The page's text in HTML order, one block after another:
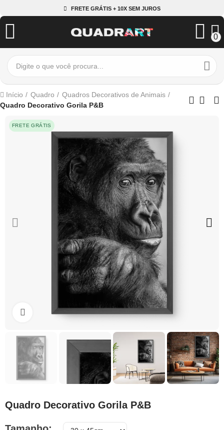
FRETE GRÁTIS + 10X SEM JUROS
0
Início Quadro
Quadros Decorativos de Animais
Quadro Decorativo Gorila P&B
FRETE GRÁTIS
Clique para ampliar
Quadro Decorativo Gorila P&B